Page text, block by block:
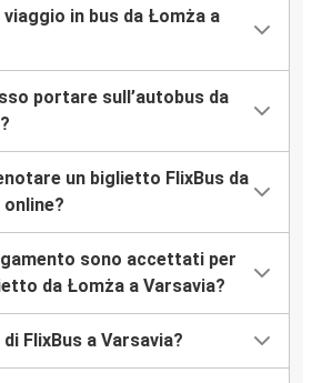
in bus da Łomża a
portare sull’autobus da
un biglietto FlixBus da
sono accettati per
da Łomża a Varsavia?
FlixBus a Varsavia?